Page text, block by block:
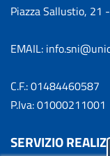
Piazza Sallustio, 21
EMAIL:
C.F.: 01484460587
P.Iva: 01000211001
SERVIZIO